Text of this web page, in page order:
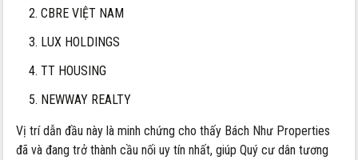
CBRE VIỆT NAM
LUX HOLDINGS
TT HOUSING
NEWWAY REALTY
Vị trí dẫn đầu này là minh chứng cho thấy Bách Như Properties
đã và đang trở thành cầu nối uy tín nhất, giúp Quý cư dân tương